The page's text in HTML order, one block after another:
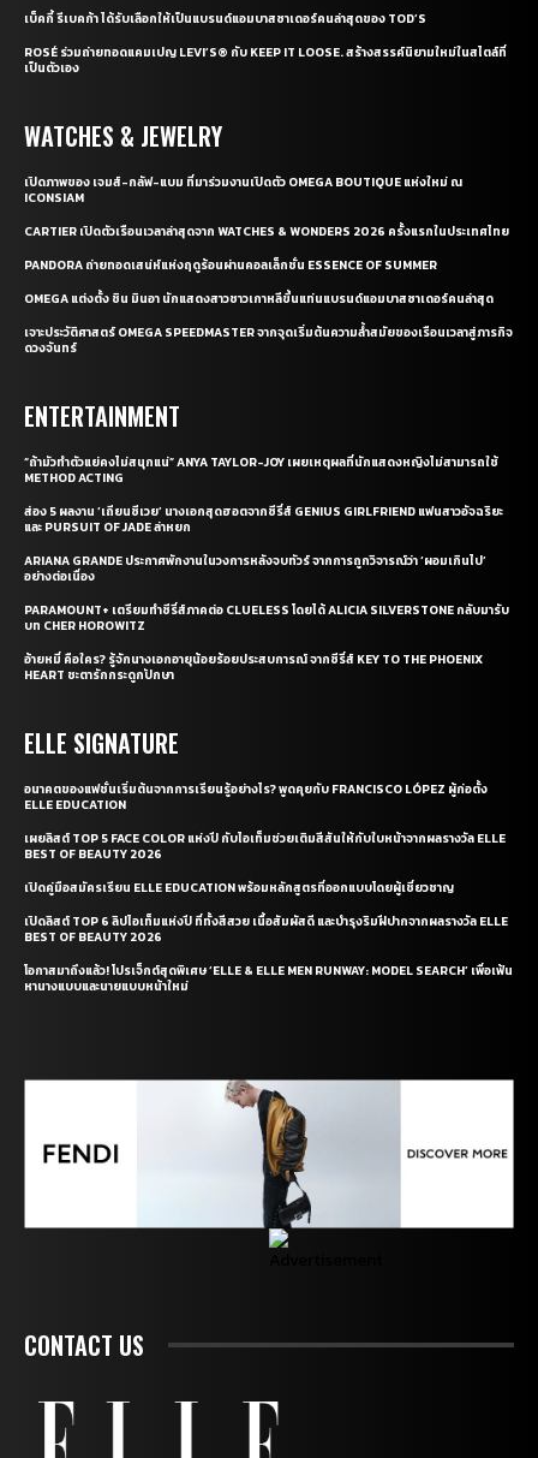
เบ็คกี้ รีเบคก้า ได้รับเลือกให้เป็นแบรนด์แอมบาสซาเดอร์คนล่าสุดของ TOD’S
ROSÉ ร่วมถ่ายทอดแคมเปญ LEVI’S® กับ KEEP IT LOOSE. สร้างสรรค์นิยามใหม่ในสไตล์ที่
เป็นตัวเอง
WATCHES & JEWELRY
เปิดภาพของ เจมส์-กลัฟ-แบม ที่มาร่วมงานเปิดตัว OMEGA BOUTIQUE แห่งใหม่ ณ
ICONSIAM
CARTIER เปิดตัวเรือนเวลาล่าสุดจาก WATCHES & WONDERS 2026 ครั้งแรกในประเทศไทย
PANDORA ถ่ายทอดเสน่ห์แห่งฤดูร้อนผ่านคอลเล็กชั่น ESSENCE OF SUMMER
OMEGA แต่งตั้ง ชิน มินอา นักแสดงสาวชาวเกาหลีขึ้นแท่นแบรนด์แอมบาสซาเดอร์คนล่าสุด
เจาะประวัติศาสตร์ OMEGA SPEEDMASTER จากจุดเริ่มต้นความล้ำสมัยของเรือนเวลาสู่ภารกิจ
ดวงจันทร์
ENTERTAINMENT
“ถ้ามัวทำตัวแย่คงไม่สนุกแน่” ANYA TAYLOR-JOY เผยเหตุผลที่นักแสดงหญิงไม่สามารถใช้
METHOD ACTING
ส่อง 5 ผลงาน ‘เถียนซีเวย’ นางเอกสุดฮอตจากซีรี่ส์ GENIUS GIRLFRIEND แฟนสาวอัจฉริยะ
และ PURSUIT OF JADE ล่าหยก
ARIANA GRANDE ประกาศพักงานในวงการหลังจบทัวร์ จากการถูกวิจารณ์ว่า ‘ผอมเกินไป’
อย่างต่อเนื่อง
PARAMOUNT+ เตรียมทำซีรี่ส์ภาคต่อ CLUELESS โดยได้ ALICIA SILVERSTONE กลับมารับ
บท CHER HOROWITZ
อ้ายหมี่ คือใคร? รู้จักนางเอกอายุน้อยร้อยประสบการณ์ จากซีรี่ส์ KEY TO THE PHOENIX
HEART ชะตารักกระดูกปักษา
ELLE SIGNATURE
อนาคตของแฟชั่นเริ่มต้นจากการเรียนรู้อย่างไร? พูดคุยกับ FRANCISCO LÓPEZ ผู้ก่อตั้ง
ELLE EDUCATION
เผยลิสต์ TOP 5 FACE COLOR แห่งปี กับไอเท็มช่วยเติมสีสันให้กับใบหน้าจากผลรางวัล ELLE
BEST OF BEAUTY 2026
เปิดคู่มือสมัครเรียน ELLE EDUCATION พร้อมหลักสูตรที่ออกแบบโดยผู้เชี่ยวชาญ
เปิดลิสต์ TOP 6 ลิปไอเท็มแห่งปี ที่ทั้งสีสวย เนื้อสัมผัสดี และบำรุงริมฝีปากจากผลรางวัล ELLE
BEST OF BEAUTY 2026
โอกาสมาถึงแล้ว! โปรเจ็กต์สุดพิเศษ ‘ELLE & ELLE MEN RUNWAY: MODEL SEARCH’ เพื่อเฟ้น
หานางแบบและนายแบบหน้าใหม่
CONTACT US